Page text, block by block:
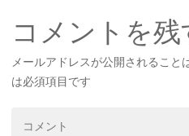
コメントを残
メールアドレスが公開されること
は必須項目です